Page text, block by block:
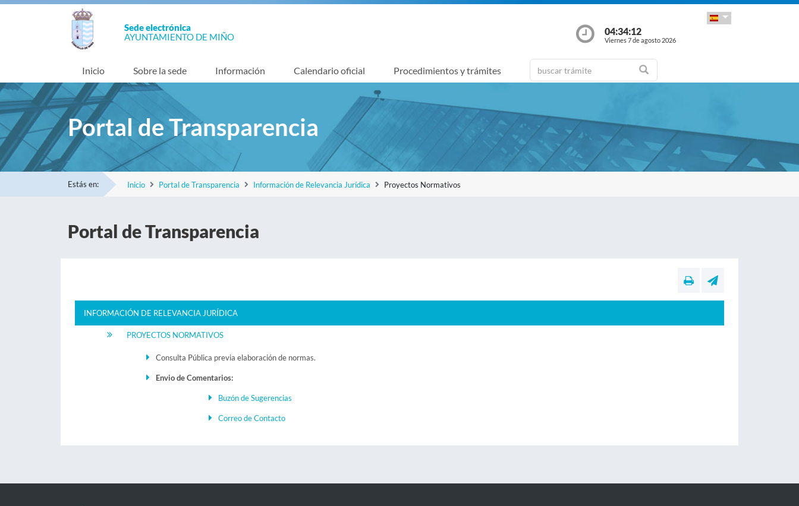
Sede electrónica
AYUNTAMIENTO DE MIÑO
04:34:13
Viernes 7 de agosto 2026
Inicio Sobre la sede Información Calendario oficial Procedimientos y trámites
Portal de Transparencia
Estás en: Inicio Portal de Transparencia Información de Relevancia Jurídica Proyectos Normativos
Portal de Transparencia
INFORMACIÓN DE RELEVANCIA JURÍDICA
PROYECTOS NORMATIVOS
Consulta Pública previa elaboración de normas.
Envio de Comentarios:
Buzón de Sugerencias
Correo de Contacto